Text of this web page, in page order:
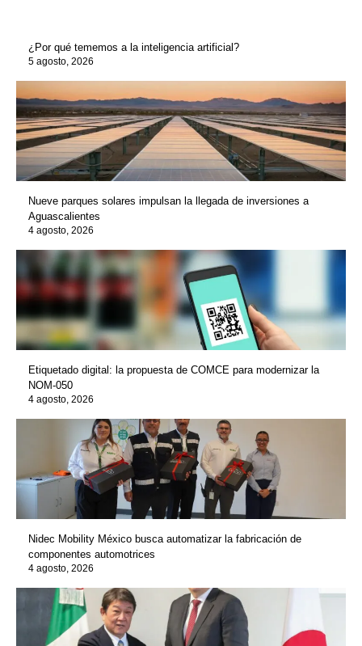
¿Por qué tememos a la inteligencia artificial?
5 agosto, 2026
Nueve parques solares impulsan la llegada de inversiones a
Aguascalientes
4 agosto, 2026
Etiquetado digital: la propuesta de COMCE para modernizar la
NOM-050
4 agosto, 2026
Nidec Mobility México busca automatizar la fabricación de
componentes automotrices
4 agosto, 2026